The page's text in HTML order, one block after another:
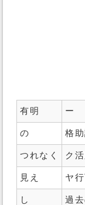
有明 ー
の 格助
つれなく ク
見え ヤ
し 過